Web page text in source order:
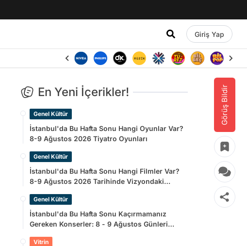
Giriş Yap
Görüş Bildir
En Yeni İçerikler!
Genel Kültür
İstanbul'da Bu Hafta Sonu Hangi Oyunlar Var?
8-9 Ağustos 2026 Tiyatro Oyunları
Genel Kültür
İstanbul'da Bu Hafta Sonu Hangi Filmler Var?
8-9 Ağustos 2026 Tarihinde Vizyondaki
Genel Kültür
İstanbul'da Bu Hafta Sonu Kaçırmamanız
Gereken Konserler: 8 - 9 Ağustos Günleri
Vitrin